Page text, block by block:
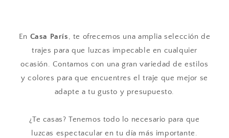
En Casa París, te ofrecemos una amplia selección de
trajes para que luzcas impecable en cualquier
ocasión. Contamos con una gran variedad de estilos
y colores para que encuentres el traje que mejor se
adapte a tu gusto y presupuesto.
¿Te casas? Tenemos todo lo necesario para que
luzcas espectacular en tu día más importante.